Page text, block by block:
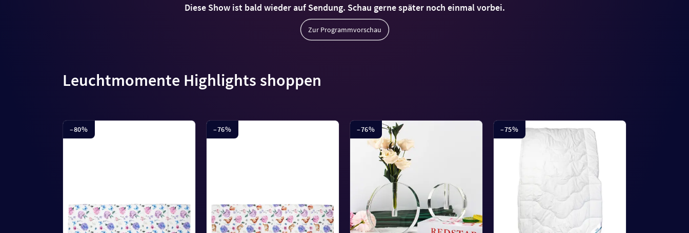
Diese Show ist bald wieder auf Sendung. Schau gerne später noch einmal vorbei.
Zur Programmvorschau
Leuchtmomente Highlights shoppen
–80% –76% –76% –75%